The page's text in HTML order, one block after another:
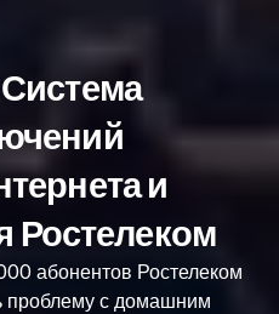
и
Ростелеком
абонентов Ростелеком
проблему с домашним